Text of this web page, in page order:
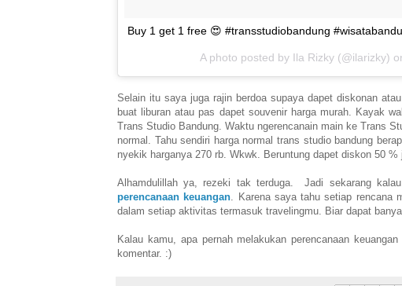
Buy 1 get 1 free 😍 #transstudiobandung
A photo posted by Ila Rizky (@ilarizky)
Selain itu saya juga rajin berdoa supaya dapet diskonan
buat liburan atau pas dapet souvenir harga murah. Kayak
Trans Studio Bandung. Waktu ngerencanain main ke Trans
normal. Tahu sendiri harga normal trans studio bandung
nyekik harganya 270 rb. Wkwk. Beruntung dapet diskon 50
Alhamdulillah ya, rezeki tak terduga. Jadi sekarang
perencanaan keuangan. Karena saya tahu setiap rencana
dalam setiap aktivitas termasuk travelingmu. Biar dapat
Kalau kamu, apa pernah melakukan perencanaan
komentar. :)